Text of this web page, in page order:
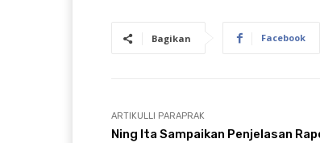
Bagikan Facebook
ARTIKULLI PARAPRAK
Ning Ita Sampaikan Penjelasan